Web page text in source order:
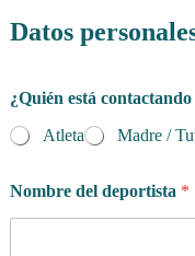
Datos
¿Quién está
Atleta
Madre /
Nombre del deportista *